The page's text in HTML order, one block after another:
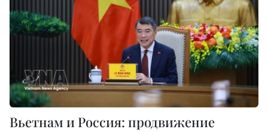
Вьетнам и Россия: продвижение